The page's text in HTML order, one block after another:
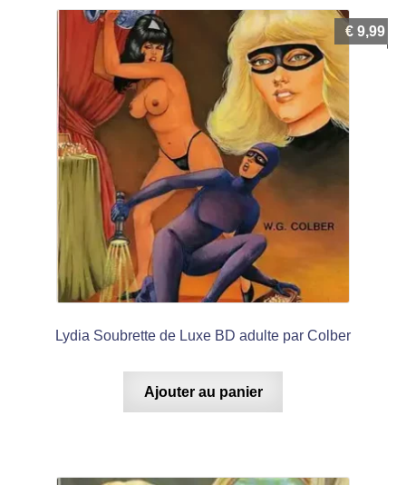
Lydia Soubrette de Luxe BD adulte par Colber
€ 9,99
Ajouter au panier